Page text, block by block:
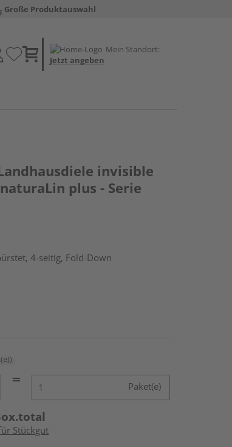
Große Produktauswahl
Mein Standort:
Jetzt angeben
invisible
plus - Serie
4-seitig, Fold-Down
Paket(e)
Stückgut